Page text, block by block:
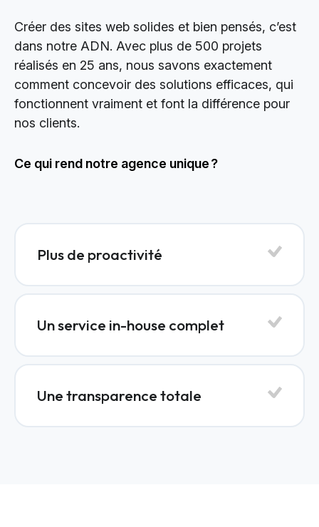
Créer des sites web solides et bien pensés, c’est
dans notre ADN. Avec plus de 500 projets
réalisés en 25 ans, nous savons exactement
comment concevoir des solutions efficaces, qui
fonctionnent vraiment et font la différence pour
nos clients.
Ce qui rend notre agence unique ?
Plus de proactivité
Un service in-house complet
Une transparence totale